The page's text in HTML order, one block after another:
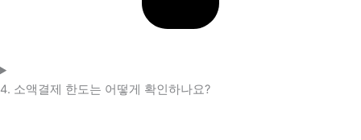
4. 소액결제 한도는 어떻게 확인하나요?